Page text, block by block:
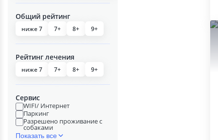
Общий рейтинг
ниже 7 7+ 8+ 9+
Рейтинг лечения
ниже 7 7+ 8+ 9+
Сервис
WIFI/ Интернет
Паркинг
Разрешено проживание с
собаками
Показать все